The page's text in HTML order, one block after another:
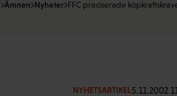
Ämnen Nyheter FFC preciserade
NYHETSARTIKEL5.11.2002